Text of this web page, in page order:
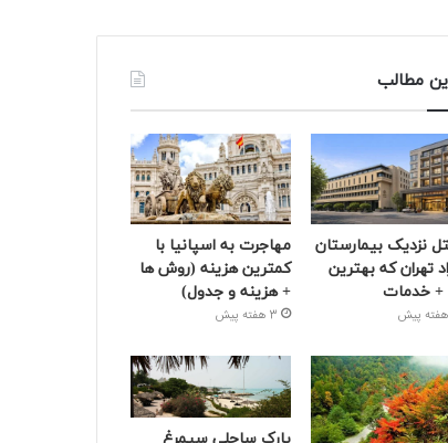
مطالب
نزدیک بیمارستان
تهران که بهترین‌
+ خدمات
مهاجرت به اسپانیا با
کمترین هزینه (روش ها
+ هزینه و جدول)
3 هفته پیش